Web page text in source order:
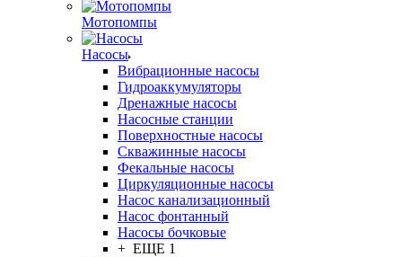
Мотопомпы
Насосы
Вибрационные насосы
Гидроаккумуляторы
Дренажные насосы
Насосные станции
Поверхностные насосы
Скважинные насосы
Фекальные насосы
Циркуляционные насосы
Насос канализационный
Насос фонтанный
Насосы бочковые
+ ЕЩЕ 1